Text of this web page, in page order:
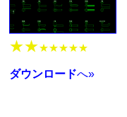
★★★★★★★
ダウンロードへ»